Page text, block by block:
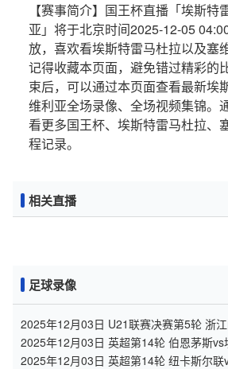
【赛事简介】国王杯直播「埃斯特
亚」将于北京时间2025-12-05
放，喜欢看埃斯特雷马杜拉以及塞
记得收藏本页面，避免错过精彩的
束后，可以通过本页面查看最新埃
维利亚全场录像、全场视频集锦。
看更多国王杯、埃斯特雷马杜拉、
程记录。
相关直播
足球录像
2025年12月03日 U21联赛决赛第5轮 浙
U21 全场录像
2025年12月03日 英超第14轮 伯恩茅斯vs
2025年12月03日 英超第14轮 纽卡斯尔联